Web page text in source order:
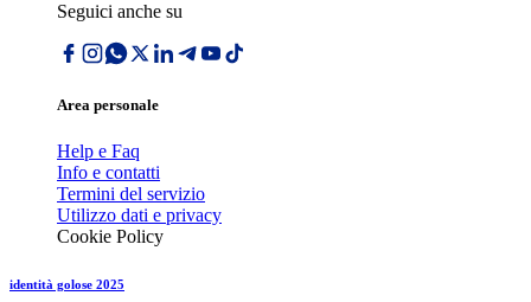
Seguici anche su
Area personale
Help e Faq
Info e contatti
Termini del servizio
Utilizzo dati e privacy
Cookie Policy
identità golose 2025